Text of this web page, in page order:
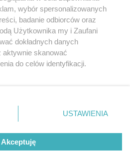
Grupa ZPR Media
wybór spersonalizowanych
badanie odbiorców oraz
Użytkownika my i Zaufani
dokładnych danych
aktywnie skanować
do celów identyfikacji.
przycisk ustawień prywatności
rogu strony
nie wymagają zgody
sprzeciwić się takiemu
będą miały zastosowanie tylko
USTAWIENIA
Akceptuję